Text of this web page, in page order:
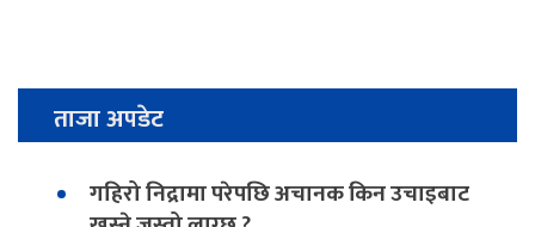
ताजा अपडेट
गहिरो निद्रामा परेपछि अचानक किन उचाइबाट